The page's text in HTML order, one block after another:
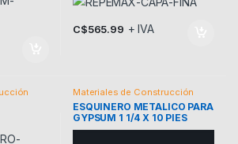
C$565.99 + IVA
Materiales de Construcción
ESQUINERO METALICO PARA
GYPSUM 1 1/4 X 10 PIES